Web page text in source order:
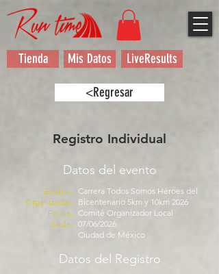
Tienda Mis Datos LiveResults
<Regresar
Registro Individual
Datos del evento
Evento:
Organizador:
Fecha:
Sede:
Carrera Todos Somos Héroes del
Bicentenario 5km y 10km 2026
Comité Organizador Local
07/06/2026
Ciudad de México
Datos del Registro